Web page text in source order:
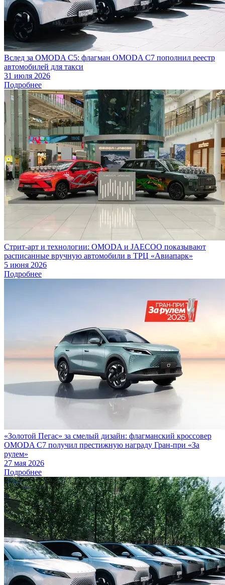
Вслед за OMODA C5: флагман OMODA C7 пополнил реестр
автомобилей для такси
31 июля 2026
Подробнее
Стрит-арт и технологии: OMODA и JAECOO показывают
расписанные вручную автомобили в ТРЦ «Авиапарк»
5 июня 2026
Подробнее
«Золотой Пегас» за смелый дизайн: флагманский кроссовер
OMODA C7 получил престижную награду Гран-при «За
рулем»
27 мая 2026
Подробнее